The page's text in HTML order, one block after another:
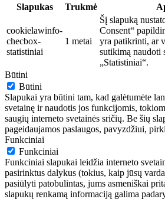
Slapukas
Trukmė
cookielawinfo-
checbox-
statistiniai
1 metai
Šį slapuką
Consent“
yra patikrinti, ar
sutikimą naudoti
„Statistiniai“.
Būtini
Būtini
Slapukai yra būtini tam, kad galėtumėte
svetainę ir naudotis jos funkcijomis,
saugių interneto svetainės sričių. Be šių
pageidaujamos paslaugos, pavyzdžiui,
Funkciniai
Funkciniai
Funkciniai slapukai leidžia interneto
pasirinktus dalykus (tokius, kaip jūsų
pasiūlyti patobulintas, jums asmeniškai
slapukų renkamą informaciją galima